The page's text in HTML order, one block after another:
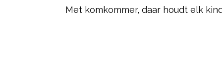
Met komkommer, daar houdt elk